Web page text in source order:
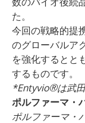
た。
今回の戦略的提
のグローバルア
を強化するとと
するものです。
*Entyvio®は武田
ポルファーマ・
ポルファーマ・